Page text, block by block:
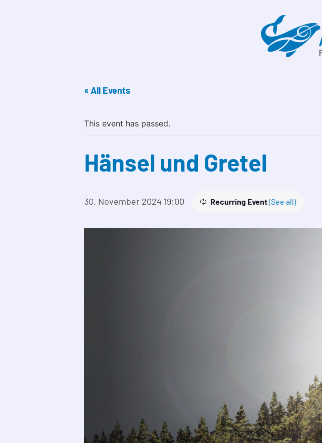
« All Events
This event has passed.
Hänsel und Gretel
30. November 2024 19:00 Recurring Event(See all)